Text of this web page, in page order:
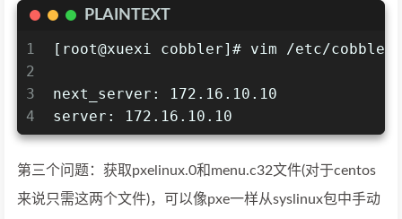
PLAINTEXT
1
2
3
4
[root@xuexi cobbler]# vim /etc/
next_server: 172.16.10.10
server: 172.16.10.10
第三个问题：获取pxelinux.0和menu.c32文件(对于centos
来说只需这两个文件)，可以像pxe一样从syslinux包中手动